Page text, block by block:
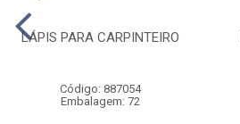
LÁPIS PARA CARPINTEIRO
Código: 887054
Embalagem: 72